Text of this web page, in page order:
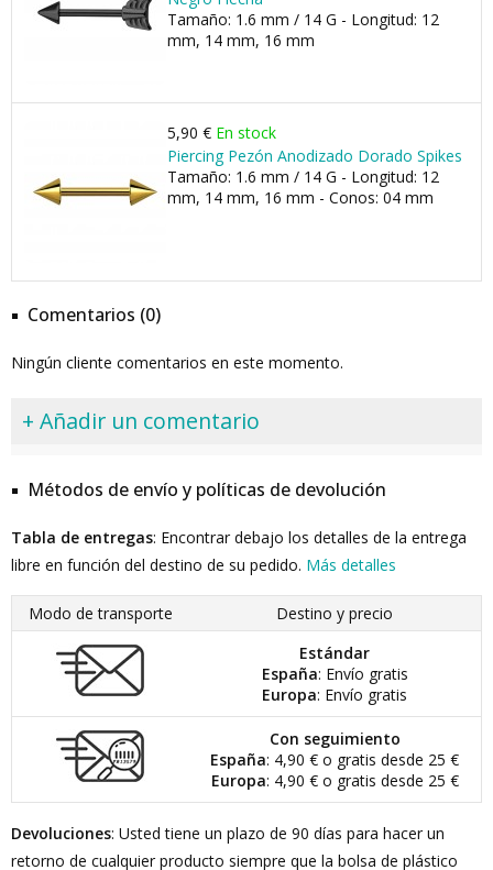
Tamaño: 1.6 mm / 14 G - Longitud: 12
mm, 14 mm, 16 mm
5,90 € En stock
Piercing Pezón Anodizado Dorado Spikes
Tamaño: 1.6 mm / 14 G - Longitud: 12
mm, 14 mm, 16 mm - Conos: 04 mm
Comentarios (0)
Ningún cliente comentarios en este momento.
+ Añadir un comentario
Métodos de envío y políticas de devolución
Tabla de entregas: Encontrar debajo los detalles de la entrega
libre en función del destino de su pedido. Más detalles
Modo de transporte
Destino y precio
Estándar
España: Envío gratis
Europa: Envío gratis
Con seguimiento
España: 4,90 € o gratis desde 25 €
Europa: 4,90 € o gratis desde 25 €
Devoluciones: Usted tiene un plazo de 90 días para hacer un
retorno de cualquier producto siempre que la bolsa de plástico